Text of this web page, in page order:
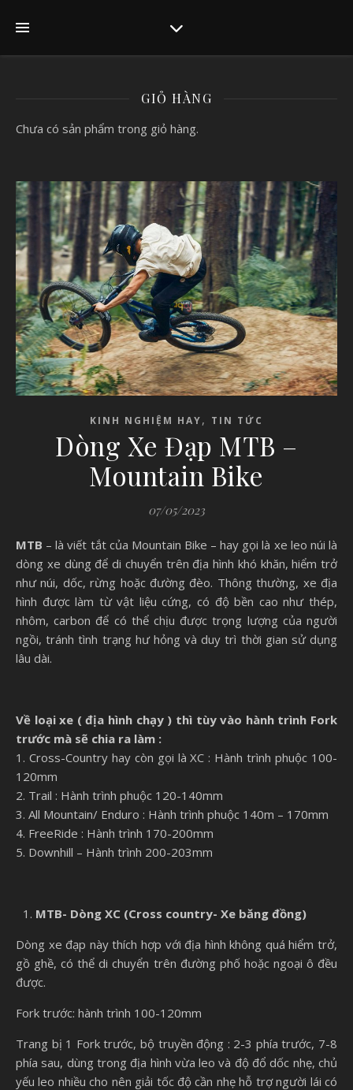
GIỎ HÀNG
Chưa có sản phẩm trong giỏ hàng.
KINH NGHIỆM HAY, TIN TỨC
Dòng Xe Đạp MTB –
Mountain Bike
07/05/2023
MTB – là viết tắt của Mountain Bike – hay gọi là xe leo núi là
dòng xe dùng để di chuyển trên địa hình khó khăn, hiểm trở
như núi, dốc, rừng hoặc đường đèo. Thông thường, xe địa
hình được làm từ vật liệu cứng, có độ bền cao như thép,
nhôm, carbon để có thể chịu được trọng lượng của người
ngồi, tránh tình trạng hư hỏng và duy trì thời gian sử dụng
lâu dài.
Về loại xe ( địa hình chạy ) thì tùy vào hành trình Fork
trước mà sẽ chia ra làm :
1. Cross-Country hay còn gọi là XC : Hành trình phuộc 100-
120mm
2. Trail : Hành trình phuộc 120-140mm
3. All Mountain/ Enduro : Hành trình phuộc 140m – 170mm
4. FreeRide : Hành trình 170-200mm
5. Downhill – Hành trình 200-203mm
MTB- Dòng XC (Cross country- Xe băng đồng)
Dòng xe đạp này thích hợp với địa hình không quá hiểm trở,
gồ ghề, có thể di chuyển trên đường phố hoặc ngoại ô đều
được.
Fork trước: hành trình 100-120mm
Trang bị 1 Fork trước, bộ truyền động : 2-3 phía trước, 7-8
phía sau, dùng trong địa hình vừa leo và độ đổ dốc nhẹ, chủ
yếu leo nhiều cho nên giải tốc độ cần nhẹ hỗ trợ người lái có